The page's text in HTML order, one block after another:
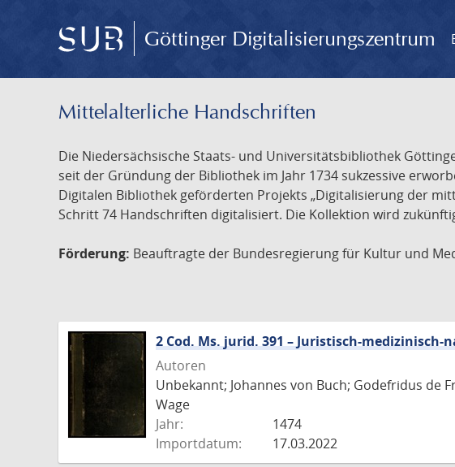
Göttinger Digitalisierungszentrum
Mittelalterliche Handschriften
Die Niedersächsische Staats- und Universitätsbibliothek
seit der Gründung der Bibliothek im Jahr 1734 sukzessive
Digitalen Bibliothek geförderten Projekts „Digitalisierung der
Schritt 74 Handschriften digitalisiert. Die Kollektion wird
Förderung: Beauftragte der Bundesregierung für Kultur und
2 Cod. Ms. jurid. 391 – Juristisch-
Autoren
Unbekannt; Johannes von Buch; Godefridus de
Wage
Jahr:
1474
Importdatum:
17.03.2022